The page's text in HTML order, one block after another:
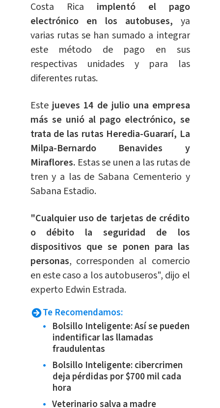
Costa Rica implentó el pago
electrónico en los autobuses, ya
varias rutas se han sumado a integrar
este método de pago en sus
respectivas unidades y para las
diferentes rutas.
Estejueves 14 de julio una empresa
más se unió al pago electrónico, se
trata de las rutas Heredia-Guararí, La
Milpa-Bernardo Benavides y
Miraflores. Estas se unen a las rutas de
tren y a las de Sabana Cementerio y
Sabana Estadio.
"Cualquier uso de tarjetas de crédito
o débito la seguridad de los
dispositivos que se ponen para las
personas, corresponden al comercio
en este caso a los autobuseros", dijo el
experto Edwin Estrada.
Te Recomendamos:
Bolsillo Inteligente: Así se pueden
indentificar las llamadas
fraudulentas
Bolsillo Inteligente: cibercrimen
deja pérdidas por $700 mil cada
hora
Veterinario salva a madre